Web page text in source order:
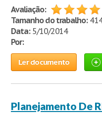
Avaliação:
Tamanho do trabalho:
Data:5/10/2014
Por:
Ler documento
Planejamento De